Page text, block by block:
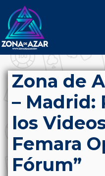
Zona de
– Madrid:
los
Femara
Fórum”